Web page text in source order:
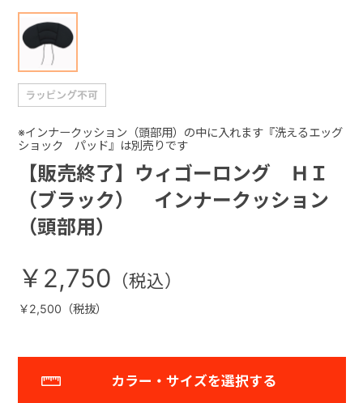
【販売終了】ウィゴーロング ＨＩ
（ブラック） インナークッション
（頭部用）
※インナークッション（頭部用）の中に入れます『洗えるエッグ
ショック パッド』は別売りです
￥2,750
￥2,500（税抜）
カラー・サイズを選択する